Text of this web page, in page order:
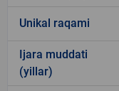
Unikal raqami
Ijara muddati
(yillar)